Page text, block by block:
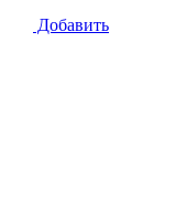
Добавить